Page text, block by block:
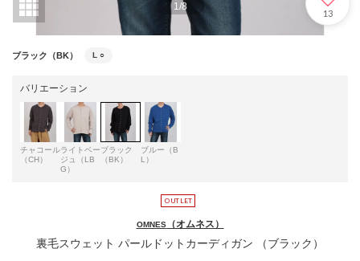
1/8
13
ブラック（BK） L ○
バリエーション
チャコール
（CH）
ライトベー
ジュ（LB
G）
ブラック
（BK）
ブルー（B
L）
OMNES（オムネス）
裏毛スウェット パールドットカーディガン （ブラック）